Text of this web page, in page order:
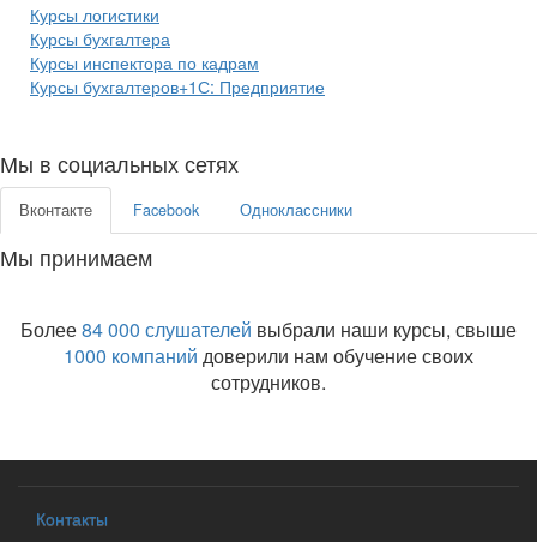
Курсы логистики
Курсы бухгалтера
Курсы инспектора по кадрам
Курсы бухгалтеров+1С: Предприятие
Мы в социальных сетях
Вконтакте Facebook Одноклассники
Мы принимаем
Более84 000 слушателей выбрали наши курсы, свыше
1000 компаний доверили нам обучение своих
сотрудников.
Контакты